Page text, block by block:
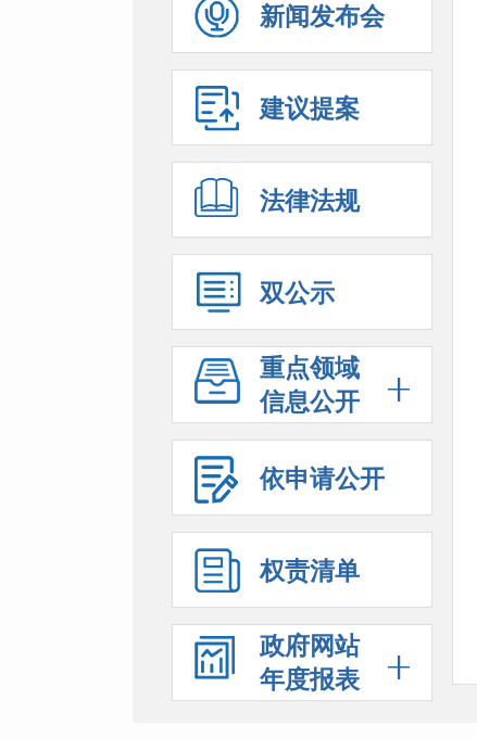
新闻发布会
建议提案
法律法规
双公示
重点领域
信息公开
依申请公开
权责清单
政府网站
年度报表